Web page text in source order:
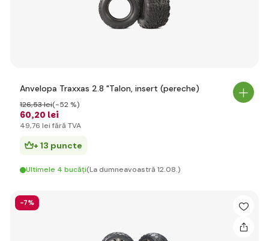
Anvelopa Traxxas 2.8 "Talon, insert (pereche)
60,20 lei
126,53 lei(-52 %)
49,76 lei fără TVA
+ 13 puncte
Ultimele 4 bucăți(La dumneavoastră 12.08.)
-7%